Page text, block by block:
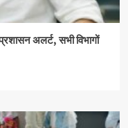
अलर्ट, सभी विभागों